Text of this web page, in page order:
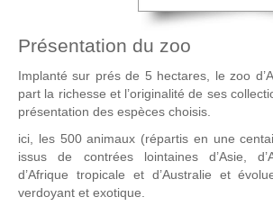
Présentation du zoo
Implanté sur prés de 5 hectares, le zoo
part la richesse et l’originalité de ses
présentation des espèces choisis.
ici, les 500 animaux (répartis en une
issus de contrées lointaines d’Asie,
d’Afrique tropicale et d’Australie et
verdoyant et exotique.